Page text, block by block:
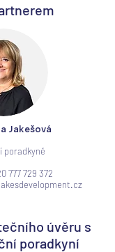
Jakešová
poradkyně
777 729 372
úvěru s
poradkyní